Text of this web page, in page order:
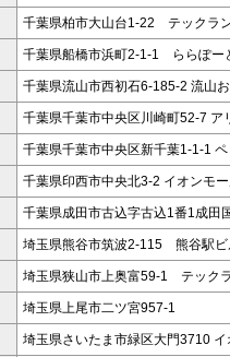
千葉県柏市大山台1-22 テックラ
千葉県船橋市浜町2-1-1 ららぽ
千葉県流山市西初石6-185-2 流山
千葉県千葉市中央区川崎町52-7 ア
千葉県千葉市中央区新千葉1-1-1
千葉県印西市中央北3-2 イオンモ
千葉県成田市古込字古込1番1成田
埼玉県熊谷市筑波2-115 熊谷駅ビ
埼玉県狭山市上奥富59-1 テック
埼玉県上尾市二ツ宮957-1
埼玉県さいたま市緑区大門3710